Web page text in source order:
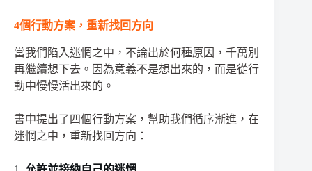
4個行動方案，重新找回方向
當我們陷入迷惘之中，不論出於何種原因，千萬別
再繼續想下去。因為意義不是想出來的，而是從行
動中慢慢活出來的。
書中提出了四個行動方案，幫助我們循序漸進，在
迷惘之中，重新找回方向：